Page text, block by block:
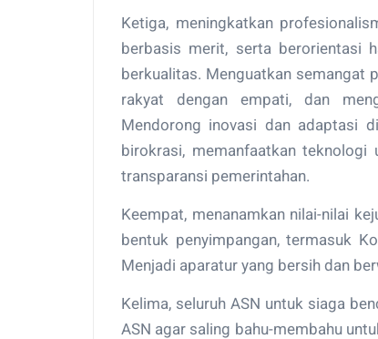
Ketiga, meningkatkan
berbasis merit, serta berorientasi
berkualitas. Menguatkan semangat
rakyat dengan empati, dan
Mendorong inovasi dan adaptasi
birokrasi, memanfaatkan teknologi
transparansi pemerintahan.
Keempat, menanamkan nilai-nilai
bentuk penyimpangan, termasuk
Menjadi aparatur yang bersih dan
Kelima, seluruh ASN untuk siaga
ASN agar saling bahu-membahu